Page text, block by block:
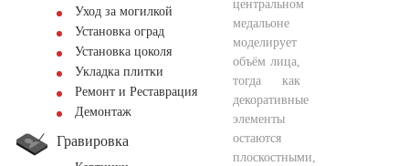
Уход за могилкой
Установка оград
Установка цоколя
Укладка плитки
Ремонт и Реставрация
Демонтаж
Гравировка
центральном
медальоне
моделирует
объём лица,
тогда как
декоративные
элементы
остаются
плоскостными,